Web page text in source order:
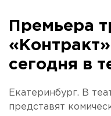
Премьера
сегодня в
Екатеринбург. В
представят